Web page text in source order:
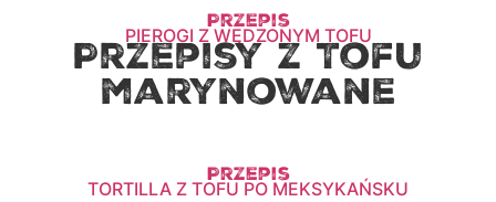
Przepis
PIEROGI Z WĘDZONYM TOFU
Przepisy z Tofu
marynowane
Przepis
TORTILLA Z TOFU PO MEKSYKAŃSKU